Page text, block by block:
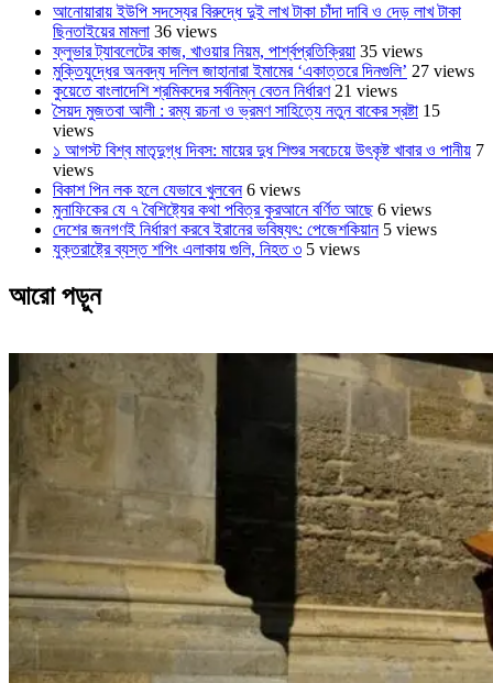
আনোয়ারায় ইউপি সদস্যের বিরুদ্ধে দুই লাখ টাকা চাঁদা দাবি ও দেড় লাখ টাকা
ছিনতাইয়ের মামলা 36 views
ফ্লুভার ট্যাবলেটের কাজ, খাওয়ার নিয়ম, পার্শ্বপ্রতিক্রিয়া 35 views
মুক্তিযুদ্ধের অনবদ্য দলিল জাহানারা ইমামের ‘একাত্তরে দিনগুলি’ 27 views
কুয়েতে বাংলাদেশি শ্রমিকদের সর্বনিম্ন বেতন নির্ধারণ 21 views
সৈয়দ মুজতবা আলী : রম্য রচনা ও ভ্রমণ সাহিত্যে নতুন বাকের স্রষ্টা 15
views
১ আগস্ট বিশ্ব মাতৃদুগ্ধ দিবস: মায়ের দুধ শিশুর সবচেয়ে উৎকৃষ্ট খাবার ও পানীয় 7
views
বিকাশ পিন লক হলে যেভাবে খুলবেন 6 views
মুনাফিকের যে ৭ বৈশিষ্ট্যের কথা পবিত্র কুরআনে বর্ণিত আছে 6 views
দেশের জনগণই নির্ধারণ করবে ইরানের ভবিষ্যৎ: পেজেশকিয়ান 5 views
যুক্তরাষ্ট্রে ব্যস্ত শপিং এলাকায় গুলি, নিহত ৩ 5 views
আরো পড়ুন